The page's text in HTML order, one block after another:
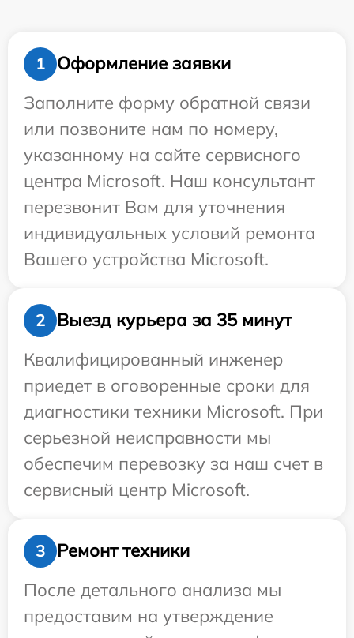
1
Оформление заявки
Заполните форму обратной связи
или позвоните нам по номеру,
указанному на сайте сервисного
центра Microsoft. Наш консультант
перезвонит Вам для уточнения
индивидуальных условий ремонта
Вашего устройства Microsoft.
2
Выезд курьера за 35 минут
Квалифицированный инженер
приедет в оговоренные сроки для
диагностики техники Microsoft. При
серьезной неисправности мы
обеспечим перевозку за наш счет в
сервисный центр Microsoft.
3
Ремонт техники
После детального анализа мы
предоставим на утверждение